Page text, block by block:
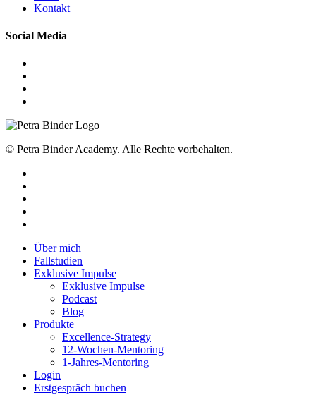
Kontakt
Social Media
© Petra Binder Academy. Alle Rechte vorbehalten.
Close
Menu
Über mich
Fallstudien
Exklusive Impulse
Exklusive Impulse
Podcast
Blog
Produkte
Excellence-Strategy
12-Wochen-Mentoring
1-Jahres-Mentoring
Login
Erstgespräch buchen